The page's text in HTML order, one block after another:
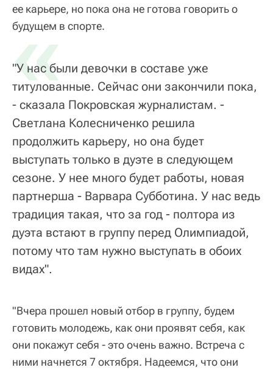
ее карьере, но пока она не готова говорить о
будущем в спорте.
«
"У нас были девочки в составе уже
титулованные. Сейчас они закончили пока,
- сказала Покровская журналистам. -
Светлана Колесниченко решила
продолжить карьеру, но она будет
выступать только в дуэте в следующем
сезоне. У нее много будет работы, новая
партнерша - Варвара Субботина. У нас ведь
традиция такая, что за год - полтора из
дуэта встают в группу перед Олимпиадой,
потому что там нужно выступать в обоих
видах".
"Вчера прошел новый отбор в группу, будем
готовить молодежь, как они проявят себя, как
они покажут себя - это очень важно. Встреча с
ними начнется 7 октября. Надеемся, что они